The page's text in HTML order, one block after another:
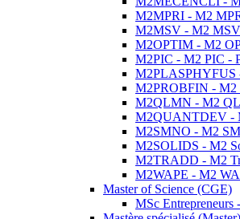
M2MPRI - M2
M2MSV - M2 MSV
M2OPTIM - M2
M2PIC - M2 PIC -
M2PLASPHYFUS -
M2PROBFIN - M2
M2QLMN - M2
M2QUANTDEV -
M2SMNO - M2
M2SOLIDS - M2
M2TRADD - M2
M2WAPE - M2
Master of Science (CGE)
MSc